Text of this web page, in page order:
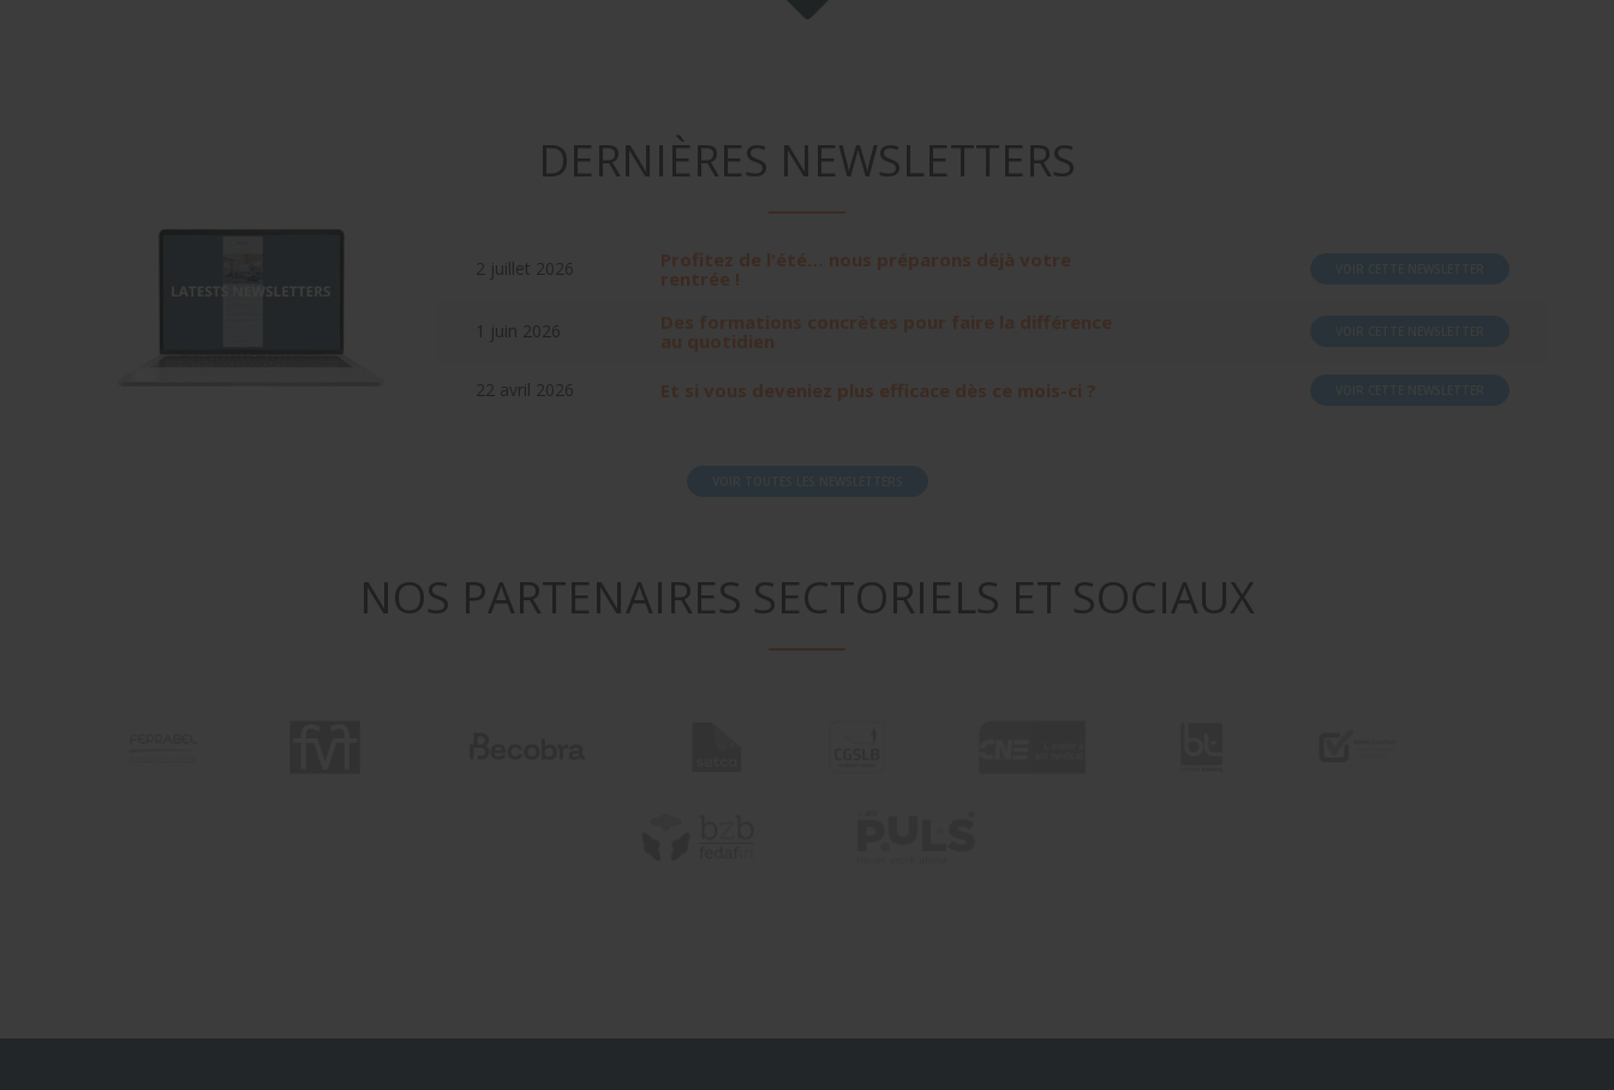
DERNIÈRES NEWSLETTERS
2 juillet 2026
Profitez de l'été… nous préparons déjà votre
rentrée !
1 juin 2026
Des formations concrètes pour faire la différence
au quotidien
22 avril 2026 Et si vous deveniez plus efficace dès ce mois-ci ?
NOS PARTENAIRES SECTORIELS ET SOCIAUX